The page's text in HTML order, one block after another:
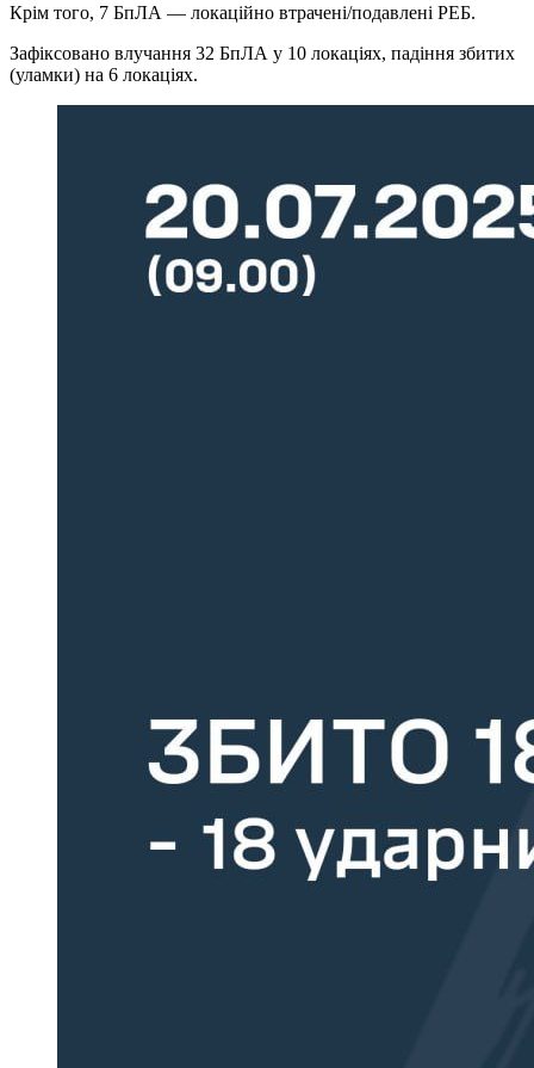
Крім того, 7 БпЛА — локаційно втрачені/подавлені РЕБ.
Зафіксовано влучання 32 БпЛА у 10 локаціях, падіння збитих
(уламки) на 6 локаціях.